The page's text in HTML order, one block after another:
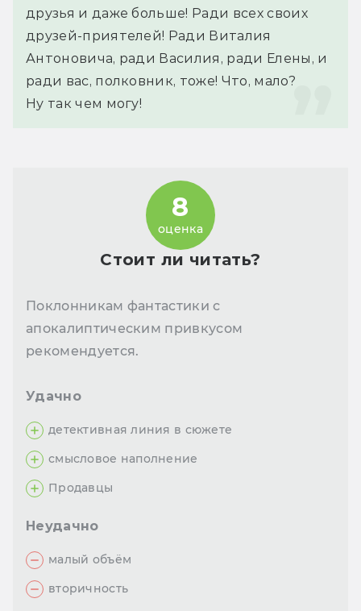
друзья и даже больше! Ради всех своих
друзей-приятелей! Ради Виталия
Антоновича, ради Василия, ради Елены, и
ради вас, полковник, тоже! Что, мало?
Ну так чем могу!
Стоит ли читать?
8
оценка
Поклонникам фантастики с
апокалиптическим привкусом
рекомендуется.
Удачно
детективная линия в сюжете
смысловое наполнение
Продавцы
Неудачно
малый объём
вторичность